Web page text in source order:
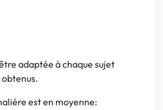
adaptée à chaque sujet
est en moyenne: